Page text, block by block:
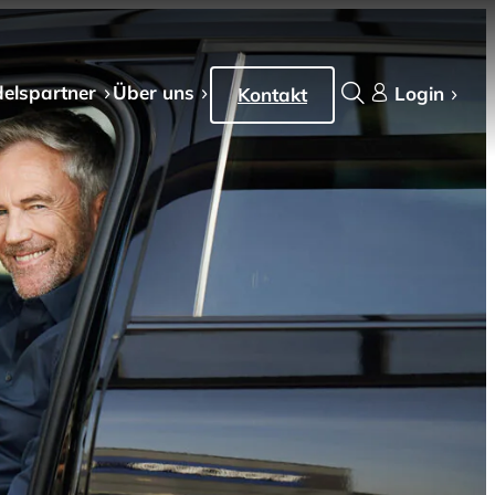
Über uns Kontakt Login